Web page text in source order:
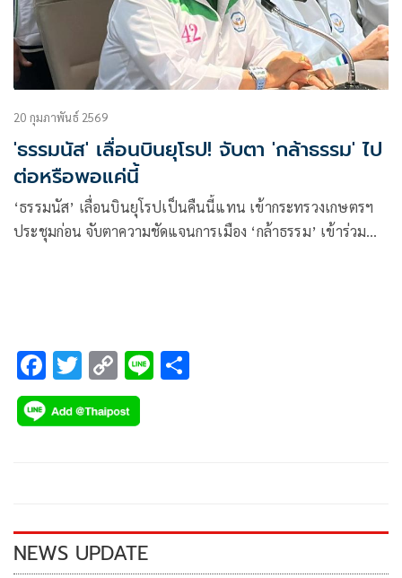
20 กุมภาพันธ์ 2569
'ธรรมนัส' เลื่อนบินยุโรป! จับตา 'กล้าธรรม' ไป
ต่อหรือพอแค่นี้
‘ธรรมนัส’ เลื่อนบินยุโรปเป็นคืนนี้แทน เข้ากระทรวงเกษตรฯ
ประชุมก่อน จับตาความชัดแจนการเมือง ‘กล้าธรรม’ เข้าร่วม
F
ac
e
k
T
wi
tt
C
o
p
k
Li
NEWS UPDATE